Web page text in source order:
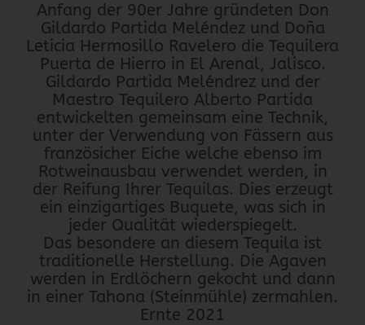
Anfang der 90er Jahre gründeten Don
Gildardo Partida Meléndez und Doña
Leticia Hermosillo Ravelero die Tequilera
Puerta de Hierro in El Arenal, Jalisco.
Gildardo Partida Meléndrez und der
Maestro Tequilero Alberto Partida
entwickelten gemeinsam eine Technik,
unter der Verwendung von Fässern aus
französicher Eiche welche ebenso im
Rotweinausbau verwendet werden, in
der Reifung Ihrer Tequilas. Dies erzeugt
ein einzigartiges Buquete, was sich in
jeder Qualität wiederspiegelt.
Das besondere an diesem Tequila ist
traditionelle Herstellung. Die Agaven
werden in Erdlöchern gekocht und dann
in einer Tahona (Steinmühle) zermahlen.
Ernte 2021